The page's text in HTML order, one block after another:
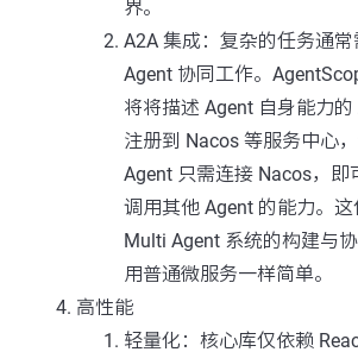
界。
A2A 集成：复杂的任务通
Agent 协同工作。
将将描述 Agent 自身能力的
注册到 Nacos 等服务中心
Agent 只需连接 Nacos，即
调用其他 Agent 的能力。
Multi Agent 系统的构建与
用普通微服务一样简单。
高性能
轻量化：核心库仅依赖